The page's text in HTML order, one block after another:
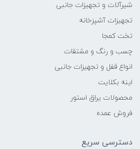
شیرآلات و تجهیزات جانبی
تجهیزات آشپزخانه
تخت کمجا
چسب و رنگ و مشتقات
انواع قفل و تجهیزات جانبی
اینه بکلایت
محصولات یراق استور
فروش عمده
دسترسی سریع